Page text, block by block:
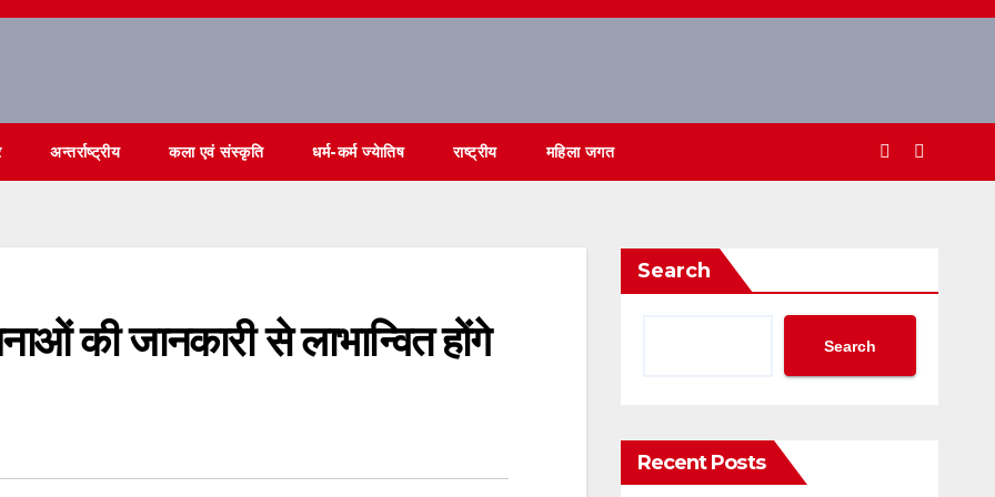
अन्तर्राष्ट्रीय कला एवं संस्कृति धर्म-कर्म ज्येातिष राष्ट्रीय महिला जगत
की जानकारी से लाभान्वित होंगे
Search
Search
Recent Posts